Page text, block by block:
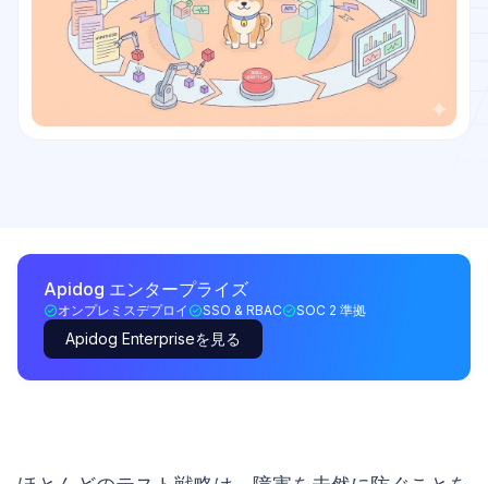
Apidog エンタープライズ
オンプレミスデプロイ SSO & RBAC SOC 2 準拠
Apidog Enterpriseを見る